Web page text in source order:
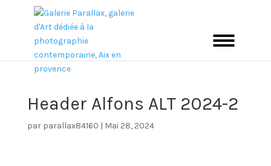
Header Alfons ALT 2024-2
par parallax84160 | Mai 28, 2024